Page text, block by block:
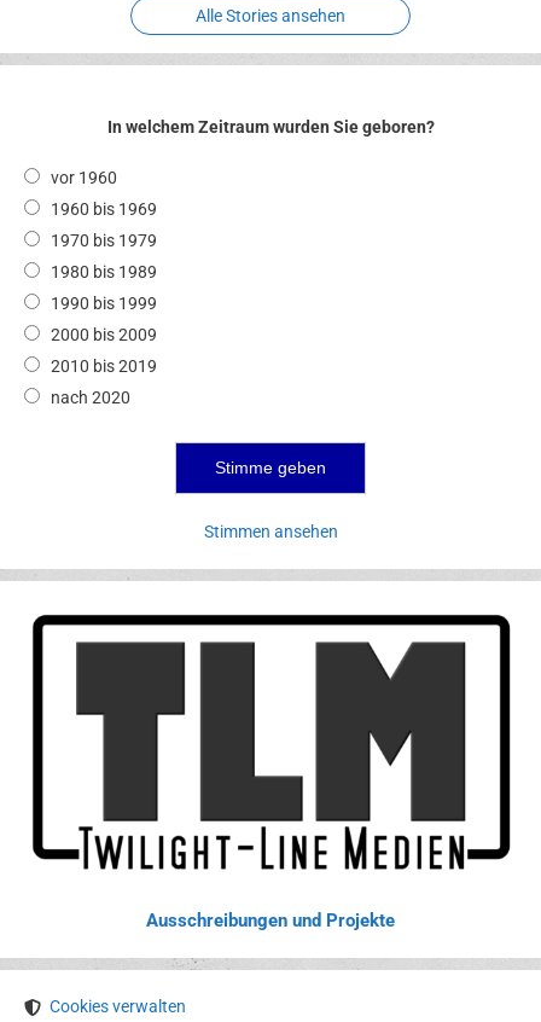
Alle Stories ansehen
In welchem Zeitraum wurden Sie geboren?
vor 1960
1960 bis 1969
1970 bis 1979
1980 bis 1989
1990 bis 1999
2000 bis 2009
2010 bis 2019
nach 2020
Stimmen ansehen
Ausschreibungen und Projekte
Cookies verwalten